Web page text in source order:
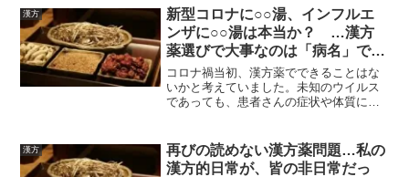
飲みやすいです。
漢方
新型コロナに○○湯、インフルエ
ンザに○○湯は本当か？ …漢方
薬選びで大事なのは「病名」では
ありません
コロナ禍当初、漢方薬でできることはな
いかと考えていました。未知のウイルス
であっても、患者さんの症状や体質に応
で大事なのは、「証」であって、「病
名」ではありません。
漢方
再びの読めない漢方薬問題…私の
漢方的日常が、皆の非日常だっ